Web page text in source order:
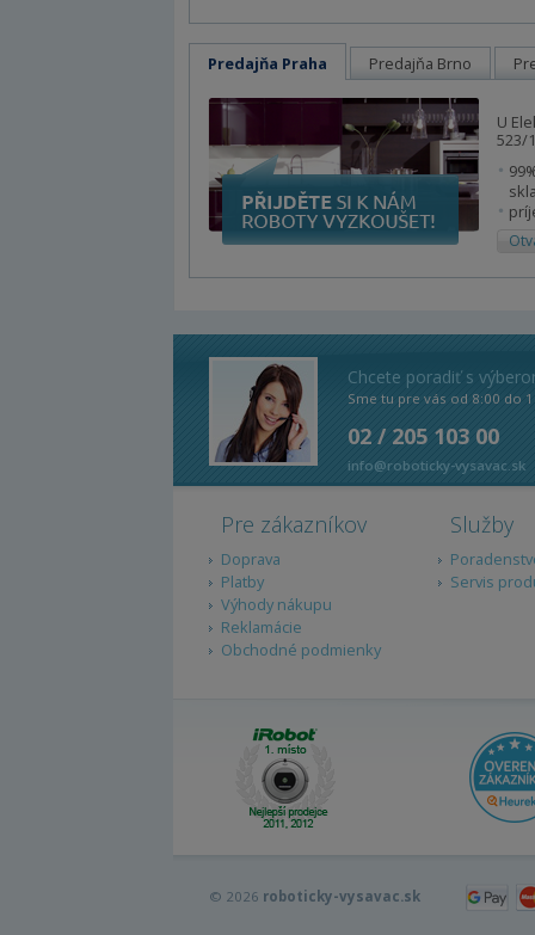
Predajňa Praha Predajňa Brno
U
523/
Chcete poradiť s
Sme tu pre vás od 8:00 do
02 / 205 103 00
info@roboticky-vysavac.sk
Pre zákazníkov
Doprava
Platby
Výhody nákupu
Reklamácie
Obchodné podmienky
Služby
Servis
© 2026 roboticky-vysavac.sk